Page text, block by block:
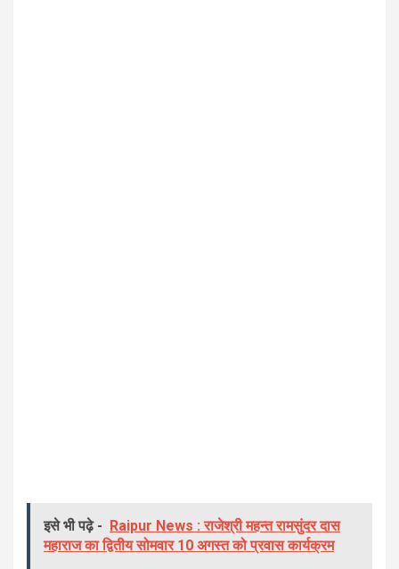
इसे भी पढ़े -
Raipur News : राजेश्री महन्त रामसुंदर दास
महाराज का द्वितीय सोमवार 10 अगस्त को प्रवास कार्यक्रम